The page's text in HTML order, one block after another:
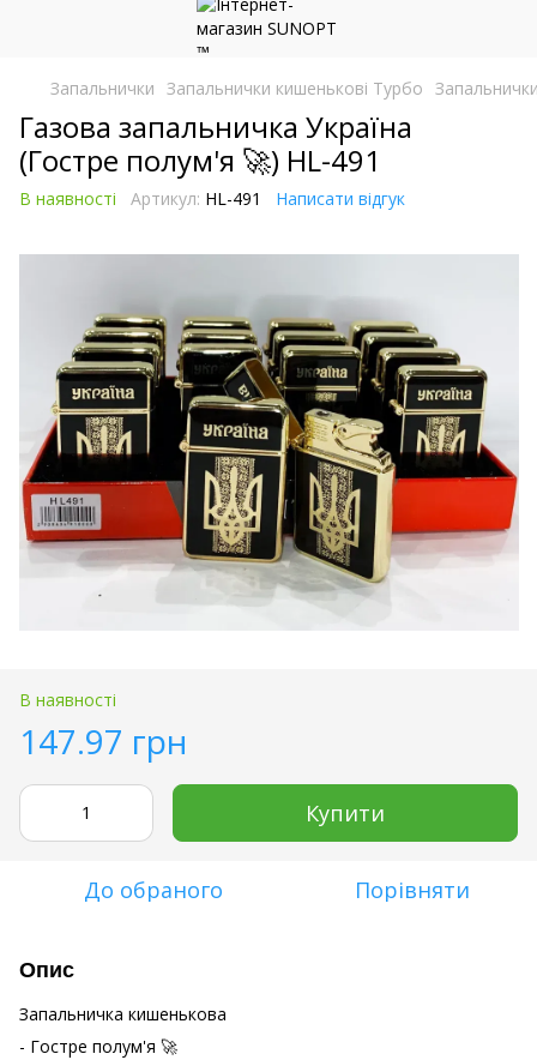
Запальнички Запальнички кишенькові Турбо
Газова запальничка Україна
(Гостре полум'я 🚀) HL-491
В наявності Артикул: HL-491 Написати відгук
В наявності
147.97 грн
Купити
До обраного Порівняти
Опис
Запальничка кишенькова
- Гостре полум'я 🚀